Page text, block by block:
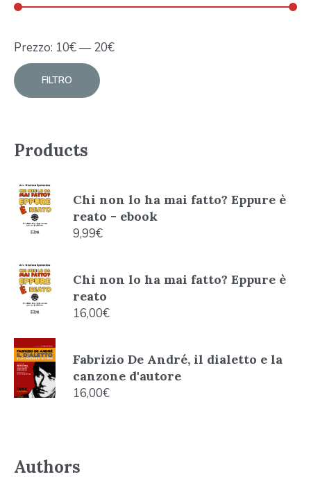
FILTRO
Prezzo: 10€— 20€
Products
Chi non lo ha mai fatto? Eppure è
reato - ebook
9,99€
Chi non lo ha mai fatto? Eppure è
reato
16,00€
Fabrizio De André, il dialetto e la
canzone d'autore
16,00€
Authors